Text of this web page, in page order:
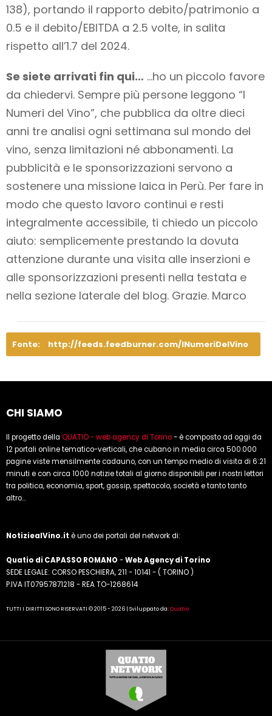
138), portando il rapporto debito/patrimonio a
0.5 e il debito/EBITDA a 2.5 volte, in salita
rispetto all’1.7 del 2024.
Se siete arrivati fin qui… …ho un piccolo favore
da chiedervi. Sempre più persone leggono “I
Numeri del Vino”, che pubblica da oltre dieci
anni tre analisi ogni settimana sul mondo del
vino, senza limitazioni né abbonamenti. La
pubblicità e le sponsorizzazioni servono a
sostenere una missione laica in Perù. Per fare in
modo che questo lavoro continui e resti
integralmente accessibile, ti chiedo un piccolo
aiuto: semplicemente prestando la dovuta
attenzione durante una visita alle inserzioni e
alle sponsorizzazioni presenti nella testata e
nella sezione laterale del blog. Grazie. Marco
Fonte: http://feeds.feedburner.com/INumeriDelVino
CHI SIAMO
Il progetto della QUATIO - web agency di Torino- è composto ad oggi da
12 portali online tematico-verticali, che cubano in media circa 500.000
pagine viste mensilmente cadauno, con un tempo medio di visita di 6:21
minuti e con circa 1000 notizie totali al giorno disponibili per i nostri lettori
tra politica, economia, sport, gossip, spettacolo, società e tanto tanto
altro...
NotiziealVino.it è uno dei portali del network di:
Quatio di CAPASSO ROMANO -Web Agency di Torino
SEDE LEGALE: CORSO PESCHIERA, 211 - 10141 - ( TORINO )
P.IVA IT07957871218 - REA TO-1268614
TUTTI I DIRITTI SONO RISERVATI © 2015 - 2026 | Sviluppato da:Quatio